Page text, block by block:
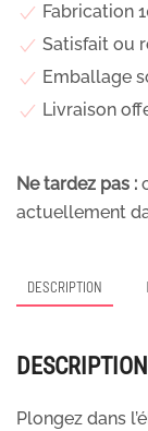
vertes,
Fabrication
Satisfait ou
Emballage
Livraison
Ne tardez pas :
actuellement
DESCRIPTION
DESCRIPTION
Plongez dans